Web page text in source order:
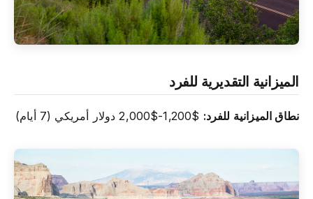
الميزانية التقديرية للفرد
نطاق الميزانية للفرد: $1,200-$2,000 دولار أمريكي (7 أيام)